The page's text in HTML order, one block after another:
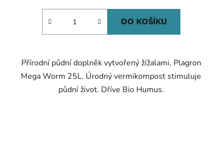
DO KOŠÍKU
Přírodní půdní doplněk vytvořený žížalami, Plagron
Mega Worm 25L. Úrodný vermikompost stimuluje
půdní život. Dříve Bio Humus.